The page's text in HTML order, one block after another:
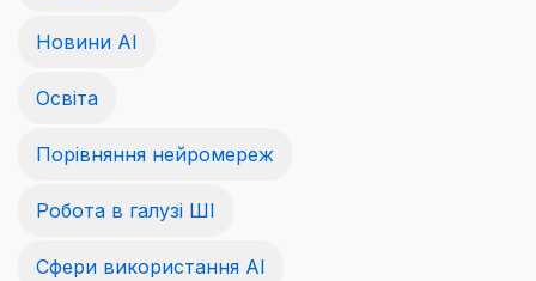
Новини AI
Освіта
Порівняння нейромереж
Робота в галузі ШІ
Сфери використання AI